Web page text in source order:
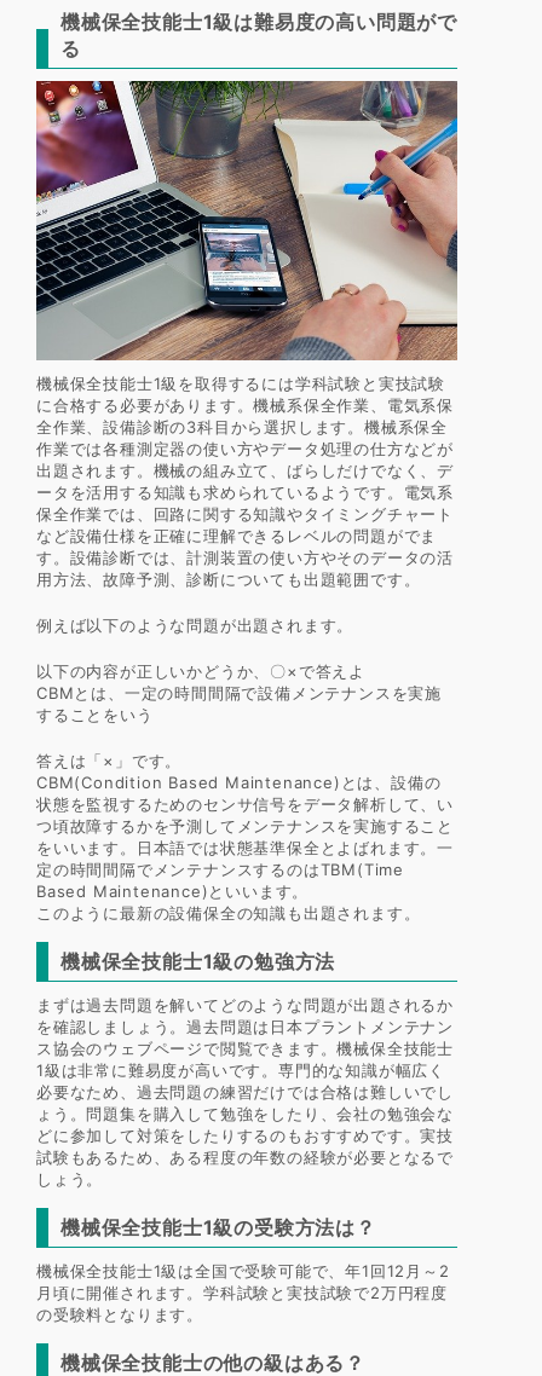
機械保全技能士1級は難易度の高い問題がで
る
機械保全技能士1級を取得するには学科試験と実技試験
に合格する必要があります。機械系保全作業、電気系保
全作業、設備診断の3科目から選択します。機械系保全
作業では各種測定器の使い方やデータ処理の仕方などが
出題されます。機械の組み立て、ばらしだけでなく、デ
ータを活用する知識も求められているようです。電気系
保全作業では、回路に関する知識やタイミングチャート
など設備仕様を正確に理解できるレベルの問題がでま
す。設備診断では、計測装置の使い方やそのデータの活
用方法、故障予測、診断についても出題範囲です。
例えば以下のような問題が出題されます。
以下の内容が正しいかどうか、〇×で答えよ
CBMとは、一定の時間間隔で設備メンテナンスを実施
することをいう
答えは「×」です。
CBM(Condition Based Maintenance)とは、設備の
状態を監視するためのセンサ信号をデータ解析して、い
つ頃故障するかを予測してメンテナンスを実施すること
をいいます。日本語では状態基準保全とよばれます。一
定の時間間隔でメンテナンスするのはTBM(Time
Based Maintenance)といいます。
このように最新の設備保全の知識も出題されます。
機械保全技能士1級の勉強方法
まずは過去問題を解いてどのような問題が出題されるか
を確認しましょう。過去問題は日本プラントメンテナン
ス協会のウェブページで閲覧できます。機械保全技能士
1級は非常に難易度が高いです。専門的な知識が幅広く
必要なため、過去問題の練習だけでは合格は難しいでし
ょう。問題集を購入して勉強をしたり、会社の勉強会な
どに参加して対策をしたりするのもおすすめです。実技
試験もあるため、ある程度の年数の経験が必要となるで
しょう。
機械保全技能士1級の受験方法は？
機械保全技能士1級は全国で受験可能で、年1回12月～2
月頃に開催されます。学科試験と実技試験で2万円程度
の受験料となります。
機械保全技能士の他の級はある？